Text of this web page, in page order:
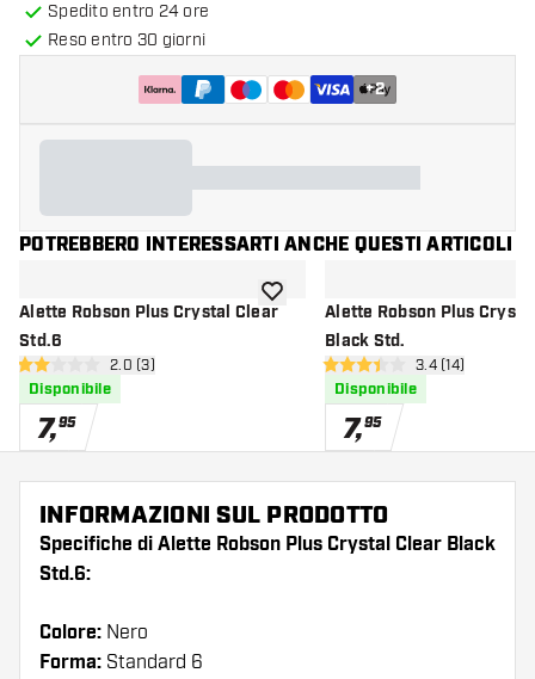
Spedito entro 24 ore
Reso entro 30 giorni
+2
POTREBBERO INTERESSARTI ANCHE QUESTI ARTICOLI
Alette Robson Plus Crystal Clear
Std.6
apri pannello recensioni
2 stelle di valutazione
2.0 (3)
Disponibile
7,95
aggiungi alla lista dei desideri
Alette Robson Plus
Black Std.
apri pannello
3.4 stelle di valutazione
3.4 (14)
Disponibile
7,95
INFORMAZIONI SUL PRODOTTO
Specifiche di Alette Robson Plus Crystal Clear Black
Std.6:
Colore: Nero
Forma: Standard 6